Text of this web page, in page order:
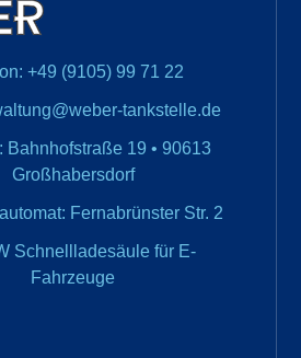
+49 (9105) 99 71 22
tankstelle.de
Bahnhofstraße 19 • 90613
Großhabersdorf
Fernabrünster Str. 2
Schnellladesäule für E-
Fahrzeuge